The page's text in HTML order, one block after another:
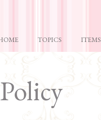
TOPICS ITEMS